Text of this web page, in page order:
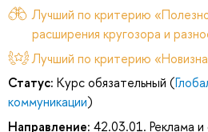
Лучший по критерию
расширения кругозора и
Лучший по критерию
Статус: Курс обязательный (
коммуникации)
Направление: 42.03.01. Реклама и